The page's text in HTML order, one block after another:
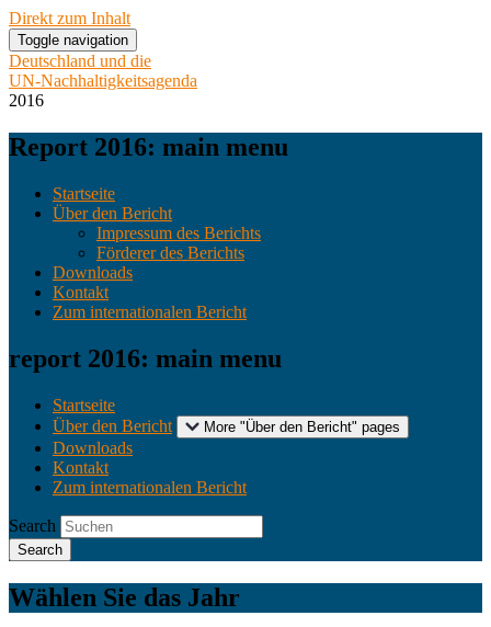
Direkt zum Inhalt
Toggle navigation
Deutschland und die
UN-Nachhaltigkeitsagenda
2016
Report 2016: main menu
Startseite
Über den Bericht
Impressum des Berichts
Förderer des Berichts
Downloads
Kontakt
Zum internationalen Bericht
report 2016: main menu
Startseite
Über den Bericht
More "Über den Bericht" pages
Downloads
Kontakt
Zum internationalen Bericht
Search
Wählen Sie das Jahr